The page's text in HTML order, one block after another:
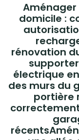
domicile :
rénovation
électrique
des murs du
portière